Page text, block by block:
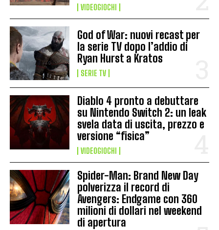
VIDEOGIOCHI
God of War: nuovi recast per
la serie TV dopo l’addio di
Ryan Hurst a Kratos
SERIE TV
Diablo 4 pronto a debuttare
su Nintendo Switch 2: un leak
svela data di uscita, prezzo e
versione “fisica”
VIDEOGIOCHI
Spider-Man: Brand New Day
polverizza il record di
Avengers: Endgame con 360
milioni di dollari nel weekend
di apertura